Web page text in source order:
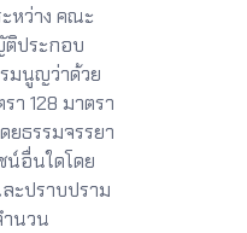
หว่าง คณะ
ติประกอบ
มนูญว่าด้วย
128 มาตรา
ธรรมจรรยา
น์อื่นใดโดย
ะปราบปราม
ำนวน